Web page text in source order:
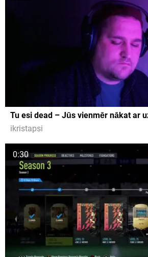
Tu esi dead – Jūs vienmēr nākat ar
ikristapsi
0:30